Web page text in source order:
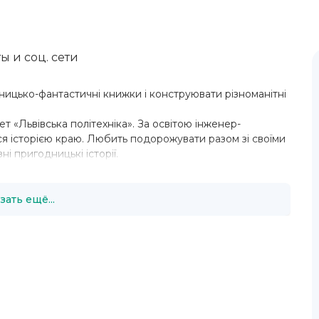
фантастичні книжки і конструювати різноманітні
«Львівська політехніка». За освiтою інженер-
iсторiєю краю. Любить подорожувати разом зi своїми
пригодницькi iсторiї.
ещё...
и соц. сети